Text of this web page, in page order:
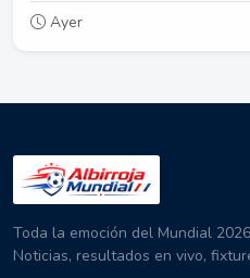
Ayer
Toda la emoción del Mundial
Noticias, resultados en vivo,